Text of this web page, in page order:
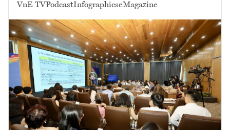
VnE TVPodcastInfographicseMagazine